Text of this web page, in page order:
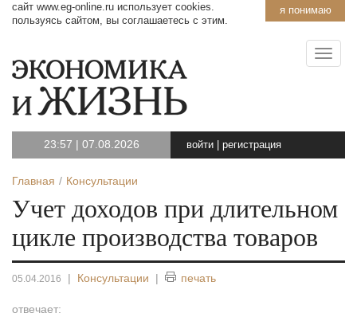
я понимаю
сайт www.eg-online.ru использует cookies.
пользуясь сайтом, вы соглашаетесь с этим.
23:57 | 07.08.2026 войти регистрация
Главная Консультации
Учет доходов при длительном
цикле производства товаров
05.04.2016 | Консультации | печать
отвечает: